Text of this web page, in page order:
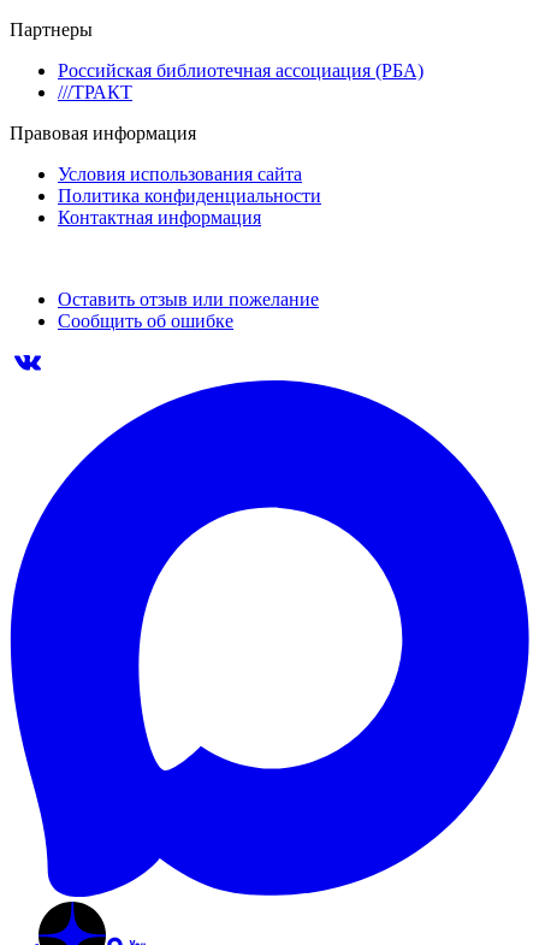
Партнеры
Российская библиотечная ассоциация (РБА)
///ТРАКТ
Правовая информация
Условия использования сайта
Политика конфиденциальности
Контактная информация
Оставить отзыв или пожелание
Сообщить об ошибке